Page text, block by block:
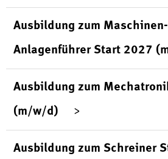
Ausbildung zum
Anlagenführer Start 2027
Ausbildung zum
(m/w/d)
Ausbildung zum Schreiner